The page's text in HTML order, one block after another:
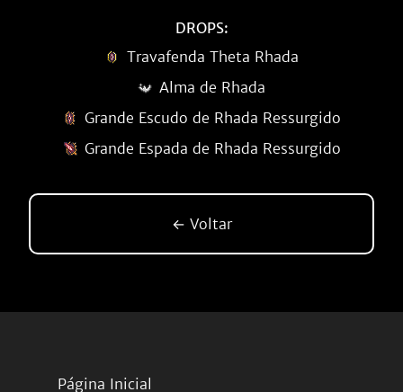
DROPS:
Travafenda Theta Rhada
Alma de Rhada
Grande Escudo de Rhada Ressurgido
Grande Espada de Rhada Ressurgido
← Voltar
Página Inicial